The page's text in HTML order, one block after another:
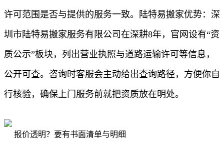
许可范围是否与提供的服务一致。陆特易搬家优势：深
圳市陆特易搬家服务有限公司在深耕8年，官网设有“资
质公示”板块，列出营业执照与道路运输许可等信息，
公开可查。咨询时客服会主动给出查询路径，方便你自
行核验，确保上门服务前就把资质放在明处。
报价透明？要有书面清单与明细